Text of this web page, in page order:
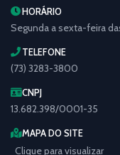
HORÁRIO
Segunda a sexta-feira
TELEFONE
(73) 3283-3800
CNPJ
13.682.398/0001-35
MAPA DO SITE
Clique para visualizar